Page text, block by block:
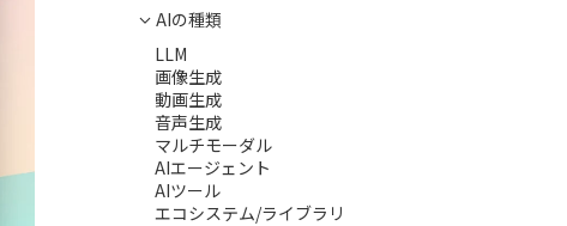
AIの種類
LLM
画像生成
動画生成
音声生成
マルチモーダル
AIエージェント
AIツール
エコシステム/ライブラリ